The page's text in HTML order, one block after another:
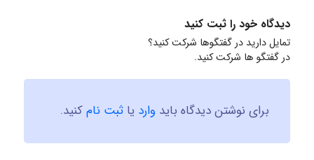
دیدگاه خود را ثبت کنید
تمایل دارید در گفتگوها شرکت کنید؟
در گفتگو ها شرکت کنید.
برای نوشتن دیدگاه باید وارد یا ثبت نامکنید.